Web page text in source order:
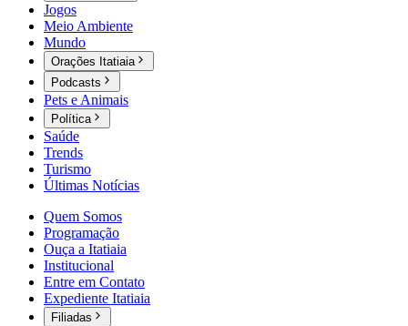
Jogos
Meio Ambiente
Mundo
Orações Itatiaia
Podcasts
Pets e Animais
Política
Saúde
Trends
Turismo
Últimas Notícias
Quem Somos
Programação
Ouça a Itatiaia
Institucional
Entre em Contato
Expediente Itatiaia
Filiadas